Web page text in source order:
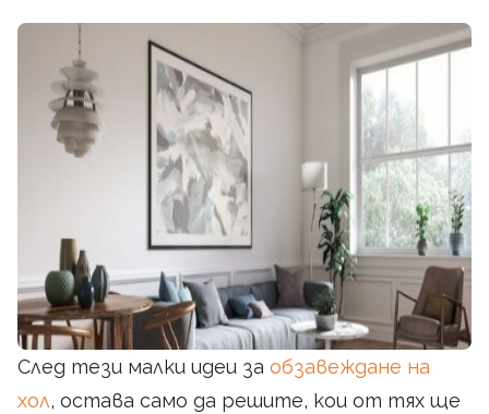
След тези малки идеи за обзавеждане на
хол, остава само да решите, кои от тях ще